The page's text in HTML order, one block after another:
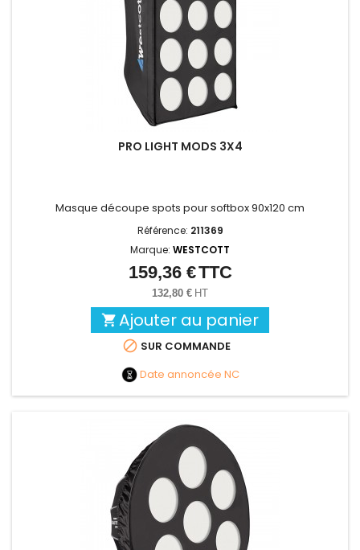
PRO LIGHT MODS 3X4
Masque découpe spots pour softbox 90x120 cm
Référence: 211369
Marque: WESTCOTT
Prix
159,36 €TTC
132,80 € HT
 Ajouter au panier
 SUR COMMANDE
Date annoncée NC